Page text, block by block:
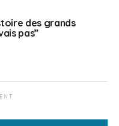
des grands
pas”